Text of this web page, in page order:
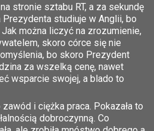
stronie sztabu RT, a za sekundę
Prezydenta studiuje w Anglii, bo
można liczyć na zrozumienie,
skoro córce się nie
bo skoro Prezydent
za wszelką cenę, nawet
wsparcie swojej, a blado to
i ciężka praca. Pokazała to
dobroczynną. Co